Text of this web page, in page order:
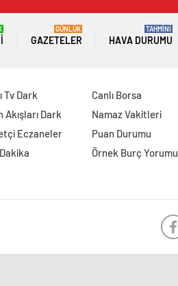
GAZETELER
GÜNLÜK
HAVA DURUMU
TAHMİNİ
Tv Dark
Akışları Dark
Eczaneler
Canlı Borsa
Namaz Vakitleri
Puan Durumu
Örnek Burç Yorumu